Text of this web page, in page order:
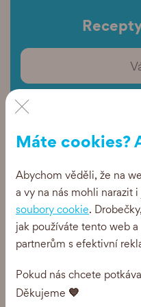
×
Máte cookies?
Abychom věděli, že na
a vy na nás mohli narazit
soubory cookie.
jak používáte tento web
partnerům s efektivní
Pokud nás chcete
Děkujeme 💙